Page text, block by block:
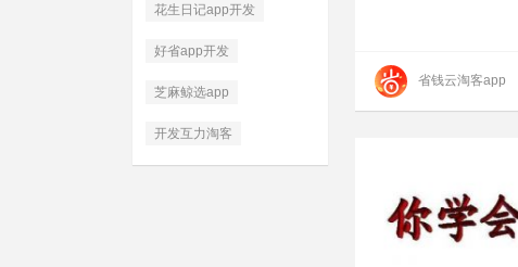
花生日记app开发
好省app开发
芝麻鲸选app
开发互力淘客
省钱云淘客app